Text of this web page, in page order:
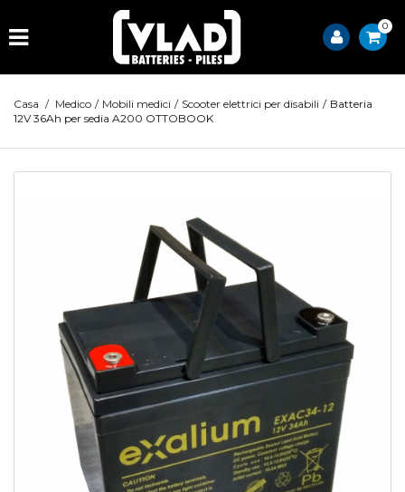
0
Casa / Medico / Mobili medici / Scooter elettrici per disabili / Batteria
12V 36Ah per sedia A200 OTTOBOOK